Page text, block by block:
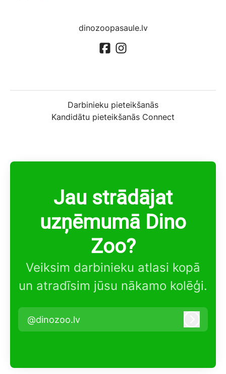
dinozoopasaule.lv
Darbinieku pieteikšanās
Kandidātu pieteikšanās Connect
Jau strādājat
uzņēmumā Dino
Zoo?
Veiksim darbinieku atlasi kopā
un atradīsim jūsu nākamo kolēģi.
@dinozoo.lv